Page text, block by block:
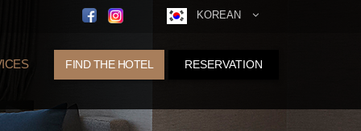
KOREAN
FIND THE HOTEL RESERVATION